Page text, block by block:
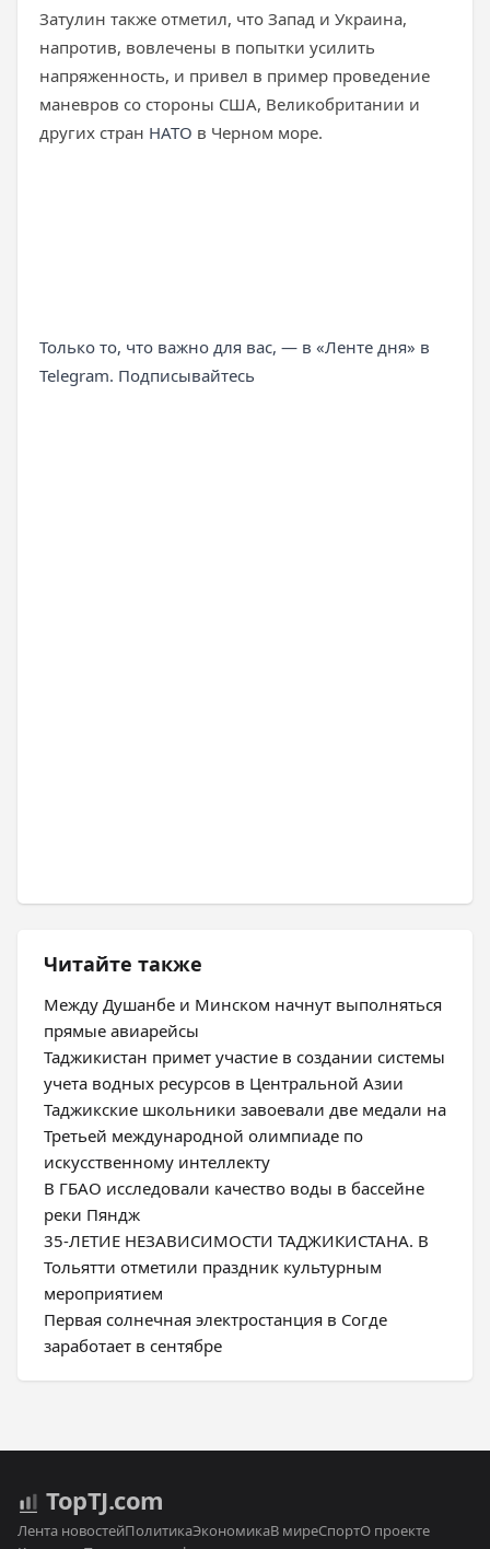
Затулин также отметил, что Запад и Украина,
напротив, вовлечены в попытки усилить
напряженность, и привел в пример проведение
маневров со стороны США, Великобритании и
других стран НАТО в Черном море.
Только то, что важно для вас, — в «Ленте дня» в
Telegram. Подписывайтесь
Читайте также
Между Душанбе и Минском начнут выполняться
прямые авиарейсы
Таджикистан примет участие в создании системы
учета водных ресурсов в Центральной Азии
Таджикские школьники завоевали две медали на
Третьей международной олимпиаде по
искусственному интеллекту
В ГБАО исследовали качество воды в бассейне
реки Пяндж
35-ЛЕТИЕ НЕЗАВИСИМОСТИ ТАДЖИКИСТАНА. В
Тольятти отметили праздник культурным
мероприятием
Первая солнечная электростанция в Согде
заработает в сентябре
TopTJ.com
Лента новостейПолитикаЭкономикаВ миреСпортО проекте